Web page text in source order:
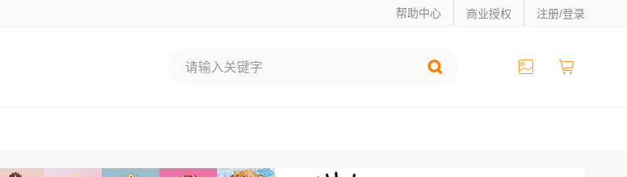
商业授权 注册/登录
帮助中心